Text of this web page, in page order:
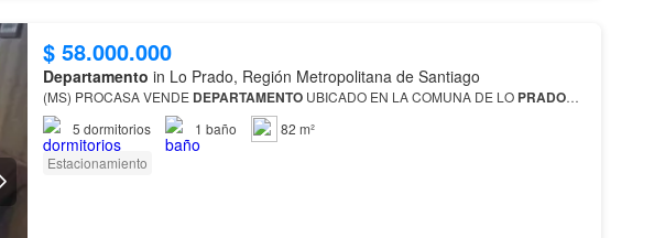
$ 58.000.000
Departamento in Lo Prado, Región Metropolitana de Santiago
(MS) PROCASA VENDE DEPARTAMENTOUBICADO EN LA COMUNA DE LO PRADO…
5 dormitorios 1 baño
82 m²
Estacionamiento